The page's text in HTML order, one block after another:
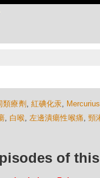
類療劑 , 紅碘化汞,
, 白喉,左邊潰瘍性喉痛, 頸
of